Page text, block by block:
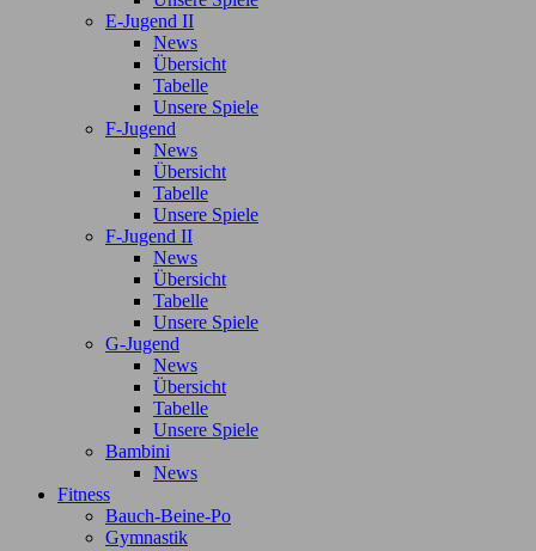
E-Jugend II
News
Übersicht
Tabelle
Unsere Spiele
F-Jugend
News
Übersicht
Tabelle
Unsere Spiele
F-Jugend II
News
Übersicht
Tabelle
Unsere Spiele
G-Jugend
News
Übersicht
Tabelle
Unsere Spiele
Bambini
News
Fitness
Bauch-Beine-Po
Gymnastik